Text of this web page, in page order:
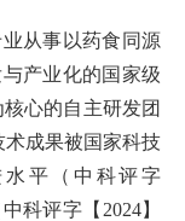
从事以药食同源
产业化的国家级
心的自主研发团
术成果被国家科技
平（中科评字
科评字【2024】